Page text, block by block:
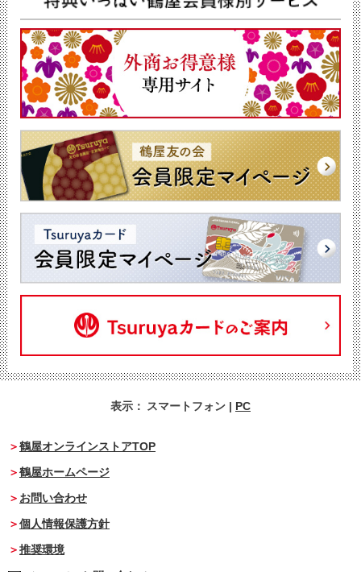
表示： スマートフォン | PC
鶴屋オンラインストアTOP
鶴屋ホームページ
お問い合わせ
個人情報保護方針
推奨環境